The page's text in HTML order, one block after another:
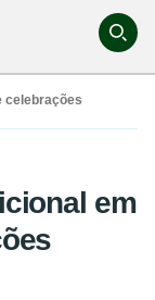
celebrações
em